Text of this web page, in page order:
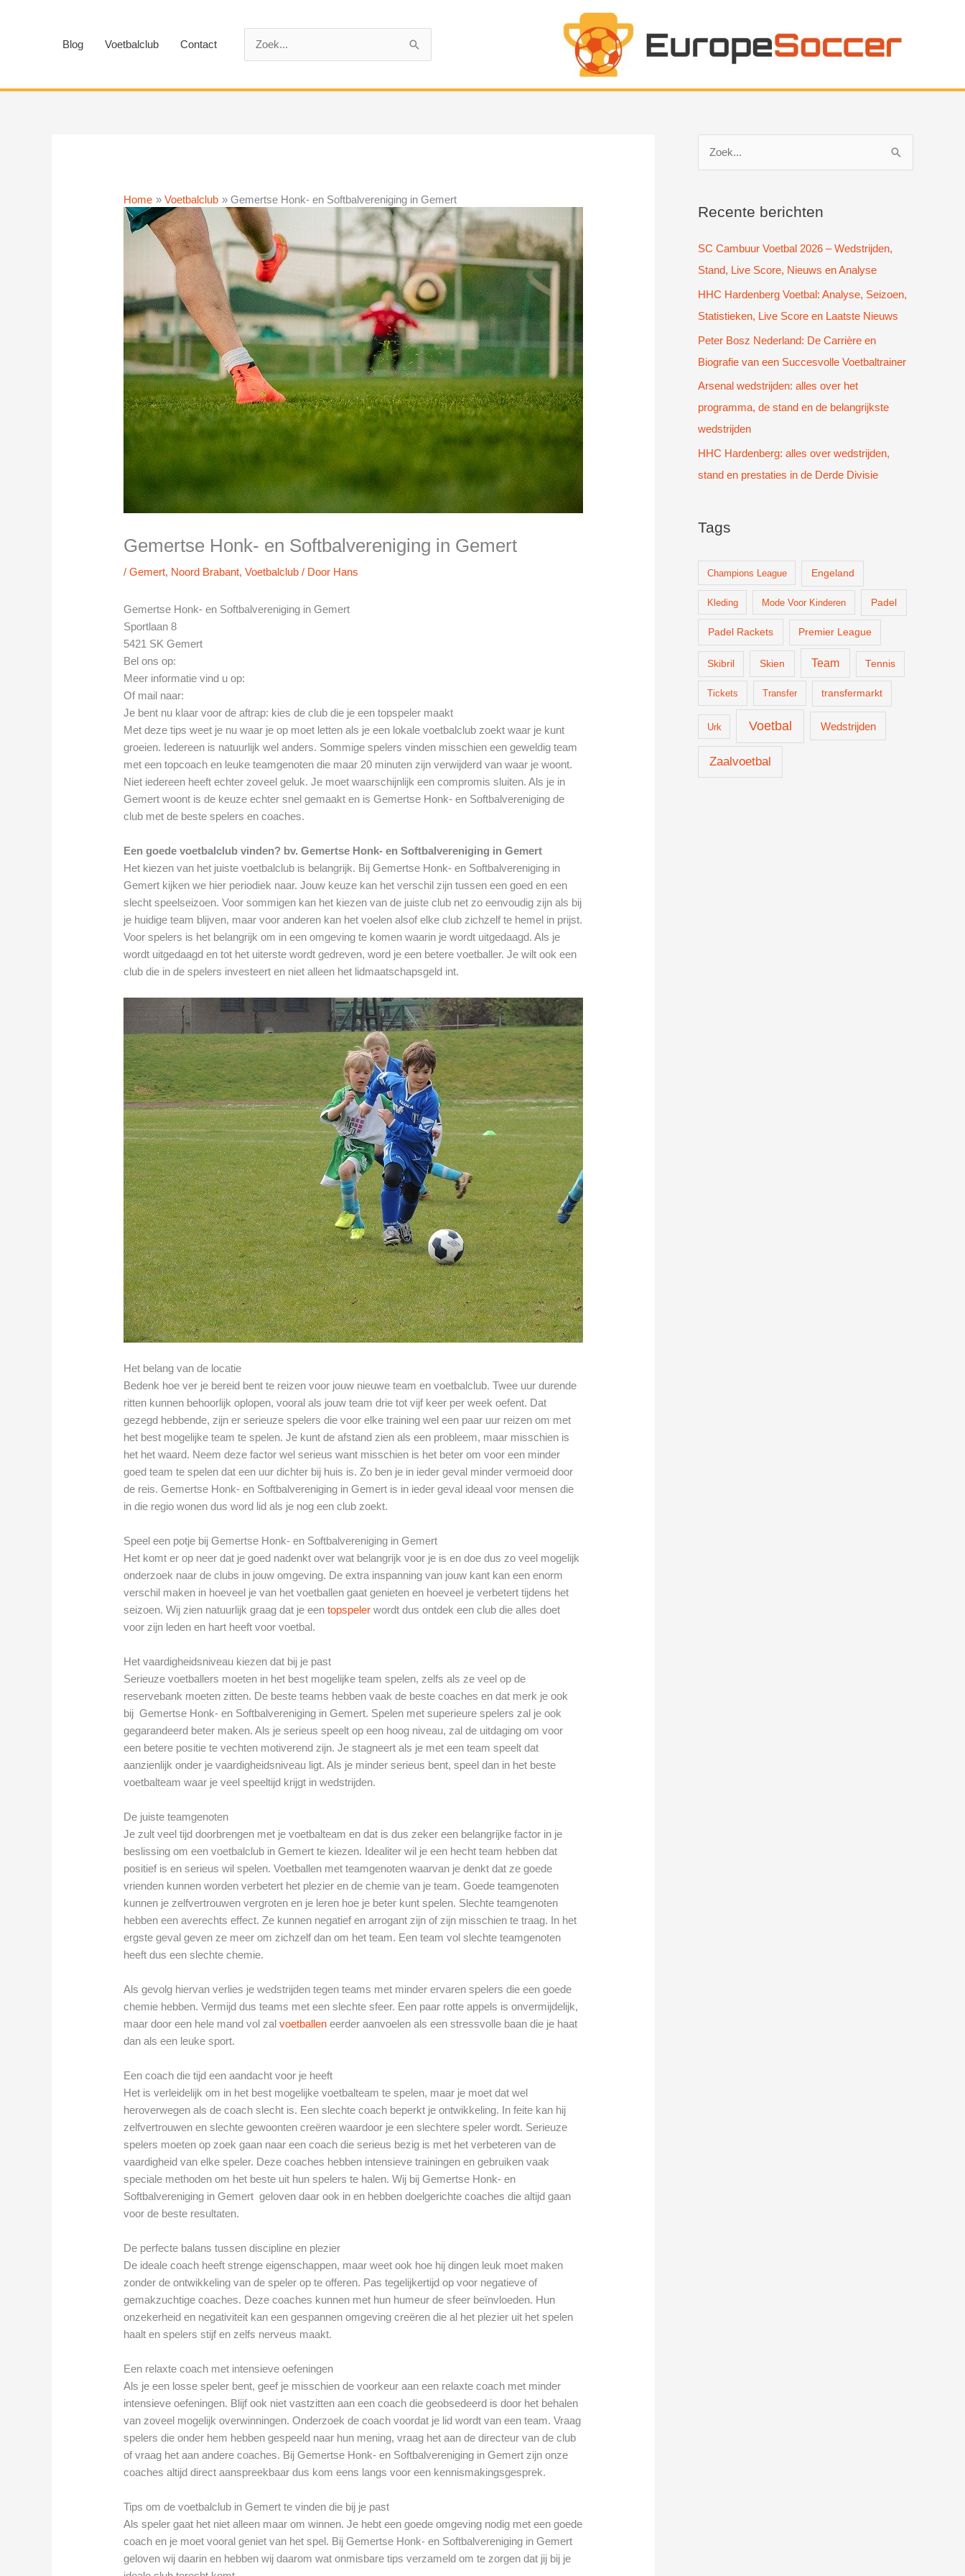
Blog Voetbalclub Contact
Home Voetbalclub Gemertse Honk- en Softbalvereniging in Gemert
Gemertse Honk- en Softbalvereniging in Gemert
/Gemert, Noord Brabant,Voetbalclub / Door Hans
Gemertse Honk- en Softbalvereniging in Gemert
Sportlaan 8
5421 SK Gemert
Bel ons op:
Meer informatie vind u op:
Of mail naar:
Je bent nu klaar voor de aftrap: kies de club die je een topspeler maakt
Met deze tips weet je nu waar je op moet letten als je een lokale voetbalclub zoekt waar je kunt
groeien. Iedereen is natuurlijk wel anders. Sommige spelers vinden misschien een geweldig team
met een topcoach en leuke teamgenoten die maar 20 minuten zijn verwijderd van waar je woont.
Niet iedereen heeft echter zoveel geluk. Je moet waarschijnlijk een compromis sluiten. Als je in
Gemert woont is de keuze echter snel gemaakt en is Gemertse Honk- en Softbalvereniging de
club met de beste spelers en coaches.
Een goede voetbalclub vinden? bv. Gemertse Honk- en Softbalvereniging in Gemert
Het kiezen van het juiste voetbalclub is belangrijk. Bij Gemertse Honk- en Softbalvereniging in
Gemert kijken we hier periodiek naar. Jouw keuze kan het verschil zijn tussen een goed en een
slecht speelseizoen. Voor sommigen kan het kiezen van de juiste club net zo eenvoudig zijn als bij
je huidige team blijven, maar voor anderen kan het voelen alsof elke club zichzelf te hemel in prijst.
Voor spelers is het belangrijk om in een omgeving te komen waarin je wordt uitgedaagd. Als je
wordt uitgedaagd en tot het uiterste wordt gedreven, word je een betere voetballer. Je wilt ook een
club die in de spelers investeert en niet alleen het lidmaatschapsgeld int.
Het belang van de locatie
Bedenk hoe ver je bereid bent te reizen voor jouw nieuwe team en voetbalclub. Twee uur durende
ritten kunnen behoorlijk oplopen, vooral als jouw team drie tot vijf keer per week oefent. Dat
gezegd hebbende, zijn er serieuze spelers die voor elke training wel een paar uur reizen om met
het best mogelijke team te spelen. Je kunt de afstand zien als een probleem, maar misschien is
het het waard. Neem deze factor wel serieus want misschien is het beter om voor een minder
goed team te spelen dat een uur dichter bij huis is. Zo ben je in ieder geval minder vermoeid door
de reis. Gemertse Honk- en Softbalvereniging in Gemert is in ieder geval ideaal voor mensen die
in die regio wonen dus word lid als je nog een club zoekt.
Speel een potje bij Gemertse Honk- en Softbalvereniging in Gemert
Het komt er op neer dat je goed nadenkt over wat belangrijk voor je is en doe dus zo veel mogelijk
onderzoek naar de clubs in jouw omgeving. De extra inspanning van jouw kant kan een enorm
verschil maken in hoeveel je van het voetballen gaat genieten en hoeveel je verbetert tijdens het
seizoen. Wij zien natuurlijk graag dat je eentopspeler wordt dus ontdek een club die alles doet
voor zijn leden en hart heeft voor voetbal.
Het vaardigheidsniveau kiezen dat bij je past
Serieuze voetballers moeten in het best mogelijke team spelen, zelfs als ze veel op de
reservebank moeten zitten. De beste teams hebben vaak de beste coaches en dat merk je ook
bij Gemertse Honk- en Softbalvereniging in Gemert. Spelen met superieure spelers zal je ook
gegarandeerd beter maken. Als je serieus speelt op een hoog niveau, zal de uitdaging om voor
een betere positie te vechten motiverend zijn. Je stagneert als je met een team speelt dat
aanzienlijk onder je vaardigheidsniveau ligt. Als je minder serieus bent, speel dan in het beste
voetbalteam waar je veel speeltijd krijgt in wedstrijden.
De juiste teamgenoten
Je zult veel tijd doorbrengen met je voetbalteam en dat is dus zeker een belangrijke factor in je
beslissing om een voetbalclub in Gemert te kiezen. Idealiter wil je een hecht team hebben dat
positief is en serieus wil spelen. Voetballen met teamgenoten waarvan je denkt dat ze goede
vrienden kunnen worden verbetert het plezier en de chemie van je team. Goede teamgenoten
kunnen je zelfvertrouwen vergroten en je leren hoe je beter kunt spelen. Slechte teamgenoten
hebben een averechts effect. Ze kunnen negatief en arrogant zijn of zijn misschien te traag. In het
ergste geval geven ze meer om zichzelf dan om het team. Een team vol slechte teamgenoten
heeft dus een slechte chemie.
Als gevolg hiervan verlies je wedstrijden tegen teams met minder ervaren spelers die een goede
chemie hebben. Vermijd dus teams met een slechte sfeer. Een paar rotte appels is onvermijdelijk,
maar door een hele mand vol zalvoetballen eerder aanvoelen als een stressvolle baan die je haat
dan als een leuke sport.
Een coach die tijd een aandacht voor je heeft
Het is verleidelijk om in het best mogelijke voetbalteam te spelen, maar je moet dat wel
heroverwegen als de coach slecht is. Een slechte coach beperkt je ontwikkeling. In feite kan hij
zelfvertrouwen en slechte gewoonten creëren waardoor je een slechtere speler wordt. Serieuze
spelers moeten op zoek gaan naar een coach die serieus bezig is met het verbeteren van de
vaardigheid van elke speler. Deze coaches hebben intensieve trainingen en gebruiken vaak
speciale methoden om het beste uit hun spelers te halen. Wij bij Gemertse Honk- en
Softbalvereniging in Gemert geloven daar ook in en hebben doelgerichte coaches die altijd gaan
voor de beste resultaten.
De perfecte balans tussen discipline en plezier
De ideale coach heeft strenge eigenschappen, maar weet ook hoe hij dingen leuk moet maken
zonder de ontwikkeling van de speler op te offeren. Pas tegelijkertijd op voor negatieve of
gemakzuchtige coaches. Deze coaches kunnen met hun humeur de sfeer beïnvloeden. Hun
onzekerheid en negativiteit kan een gespannen omgeving creëren die al het plezier uit het spelen
haalt en spelers stijf en zelfs nerveus maakt.
Een relaxte coach met intensieve oefeningen
Als je een losse speler bent, geef je misschien de voorkeur aan een relaxte coach met minder
intensieve oefeningen. Blijf ook niet vastzitten aan een coach die geobsedeerd is door het behalen
van zoveel mogelijk overwinningen. Onderzoek de coach voordat je lid wordt van een team. Vraag
spelers die onder hem hebben gespeeld naar hun mening, vraag het aan de directeur van de club
of vraag het aan andere coaches. Bij Gemertse Honk- en Softbalvereniging in Gemert zijn onze
coaches altijd direct aanspreekbaar dus kom eens langs voor een kennismakingsgesprek.
Tips om de voetbalclub in Gemert te vinden die bij je past
Als speler gaat het niet alleen maar om winnen. Je hebt een goede omgeving nodig met een goede
coach en je moet vooral geniet van het spel. Bij Gemertse Honk- en Softbalvereniging in Gemert
geloven wij daarin en hebben wij daarom wat onmisbare tips verzameld om te zorgen dat jij bij je
k
a
a
r
:
Recente berichten
SC Cambuur Voetbal 2026 – Wedstrijden,
Stand, Live Score, Nieuws en Analyse
HHC Hardenberg Voetbal: Analyse, Seizoen,
Statistieken, Live Score en Laatste Nieuws
Peter Bosz Nederland: De Carrière en
Biografie van een Succesvolle Voetbaltrainer
Arsenal wedstrijden: alles over het
programma, de stand en de belangrijkste
wedstrijden
HHC Hardenberg: alles over wedstrijden,
stand en prestaties in de Derde Divisie
Tags
Champions League Engeland
Kleding Mode Voor Kinderen Padel
Padel Rackets Premier League
Skibril Skien Team Tennis
Tickets Transfer transfermarkt
Urk Voetbal Wedstrijden
Zaalvoetbal